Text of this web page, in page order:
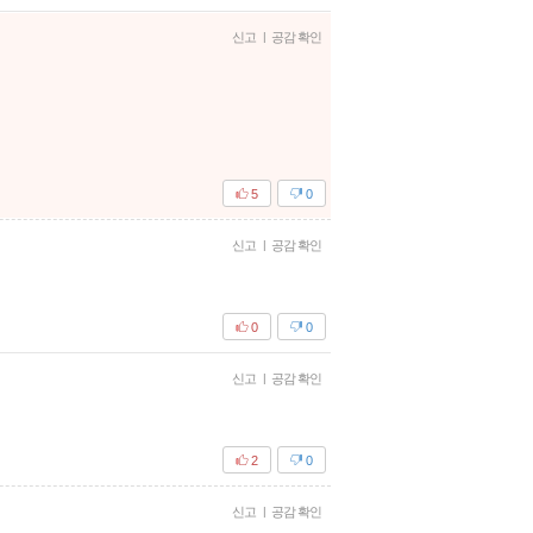
신고 | 공감 확인
0
5
신고 | 공감 확인
0
0
신고 | 공감 확인
0
2
신고 | 공감 확인